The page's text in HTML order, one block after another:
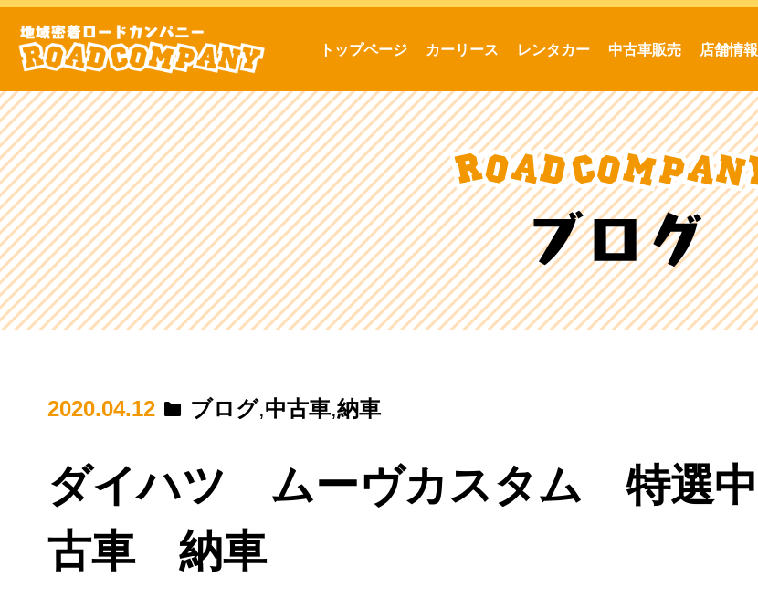
トップページ カーリース レンタカー 中古車販売 店舗情報
2020.04.12 ブログ,中古車,納車
ダイハツ ムーヴカスタム 特選中
古車 納車